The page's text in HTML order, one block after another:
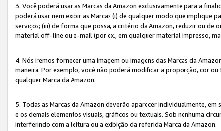
3. Você poderá usar as Marcas da Amazon exclusivamente para a
poderá usar nem exibir as Marcas (i) de qualquer modo que implique
serviços; (iii) de forma que possa, a critério da Amazon, reduzir ou de
material off-line ou e-mail (por ex., em qualquer material impresso,
4. Nós iremos fornecer uma imagem ou imagens das Marcas da
maneira. Por exemplo, você não poderá modificar a proporção, cor
qualquer Marca da Amazon.
5. Todas as Marcas da Amazon deverão aparecer individualmente,
e os demais elementos visuais, gráficos ou textuais. Sob nenhuma
interferindo com a leitura ou a exibição da referida Marca da Amazon.